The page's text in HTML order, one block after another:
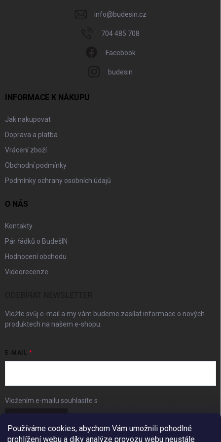
Používáme cookies, abychom Vám umožnili pohodlné
prohlížení webu a díky analýze provozu webu neustále
info@budesin.cz
704 485 708
Facebook
budesin
INFORMACE K NÁKUPU
Jak nakupovat
Doprava a platba
Vrácení zboží
Obchodní podmínky
Podmínky ochrany osobních údajů
O NÁS
Kontakty
Pár řádků o BudešIN
Hodnocení obchodu
Videorecenze
Vložte svůj e-mail a my vám budeme zasílat informace o nových
produktech na našem e-shopu.
E-MAIL
Vložením e-mailu souhlasíte s